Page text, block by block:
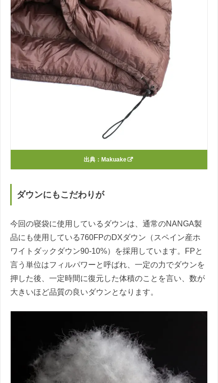
出典： Makuake
ダウンにもこだわりが
今回の寝袋に使用しているダウンは、通常のNANGA製
品にも使用している760FPのDXダウン（スペイン産ホ
ワイトダックダウン90-10%）を採用しています。FPと
言う単位はフィルパワーと呼ばれ、一定の力でダウンを
押した後、一定時間に復元した体積のことを言い、数が
大きいほど品質の良いダウンとなります。